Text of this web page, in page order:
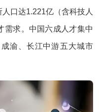
口达1.221亿（含科技人
需求‌。中国六成人才集中
渝、长江中游‌五大城市